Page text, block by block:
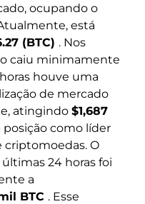
ocupando o
está
(BTC) . Nos
caiu minimamente
houve uma
de mercado
atingindo $1,687
posição como líder
O
24 horas foi
a
BTC . Esse